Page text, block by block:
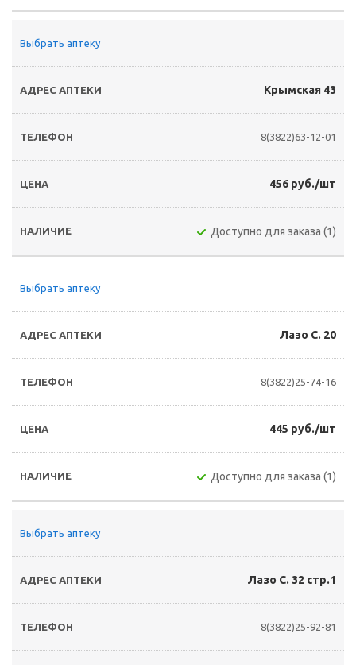
Выбрать аптеку
Крымская 43
8(3822)63-12-01
456 руб./шт
Доступно для заказа (1)
Выбрать аптеку
Лазо С. 20
8(3822)25-74-16
445 руб./шт
Доступно для заказа (1)
Выбрать аптеку
Лазо С. 32 стр.1
8(3822)25-92-81